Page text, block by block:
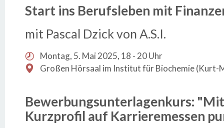
Start ins Berufsleben mit
mit Pascal Dzick von A.S.I.
Montag, 5. Mai 2025, 18 - 20 Uhr
Großen Hörsaal im Institut für Biochemie (Kurt-
Bewerbungsunterlagenkurs:
Kurzprofil auf Karrieremessen